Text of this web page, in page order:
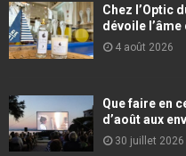
Chez l’Optic
dévoile l’âme
4 août 2026
Que faire en
d’août aux
30 juillet 2026